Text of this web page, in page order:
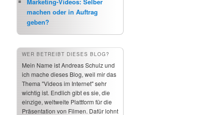
machen oder in Auftrag
geben?
WER BETREIBT DIESES BLOG?
Mein Name ist Andreas Schulz und
ich mache dieses Blog, weil mir das
Thema "Videos im Internet" sehr
wichtig ist. Endlich gibt es sie, die
einzige, weltweite Plattform für die
Präsentation von Filmen. Dafür lohnt